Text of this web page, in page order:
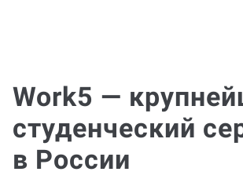
Work5 —
студенческий
в России